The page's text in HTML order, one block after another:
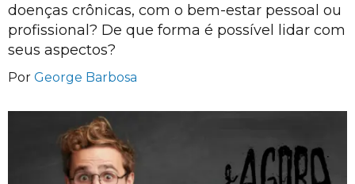
doenças crônicas, com o bem-estar pessoal ou
profissional? De que forma é possível lidar com
seus aspectos?
Por George Barbosa